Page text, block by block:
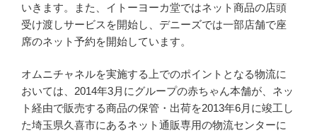
いきます。また、イトーヨーカ堂ではネット商品の店頭
受け渡しサービスを開始し、デニーズでは一部店舗で座
席のネット予約を開始しています。
オムニチャネルを実施する上でのポイントとなる物流に
おいては、2014年3月にグループの赤ちゃん本舗が、ネッ
ト経由で販売する商品の保管・出荷を2013年6月に竣工し
た埼玉県久喜市にあるネット通販専用の物流センターに